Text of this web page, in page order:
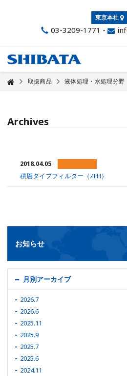
東京本社
03-3209-1771 -
取扱商品 液体処理・水処理分野
Archives
2018.04.05
積層タイプフィルター（ZFH）
お知らせ
月別アーカイブ
2026.7
2026.6
2025.11
2025.9
2025.7
2025.6
2024.11